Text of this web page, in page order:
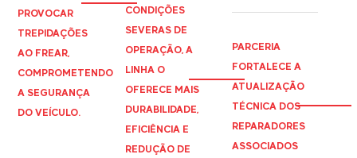
PROVOCAR
TREPIDAÇÕES
AO FREAR,
COMPROMETENDO
A SEGURANÇA
DO VEÍCULO.
CONDIÇÕES
SEVERAS DE
OPERAÇÃO, A
LINHA O
OFERECE MAIS
DURABILIDADE,
EFICIÊNCIA E
REDUÇÃO DE
PARCERIA
FORTALECE A
ATUALIZAÇÃO
TÉCNICA DOS
REPARADORES
ASSOCIADOS